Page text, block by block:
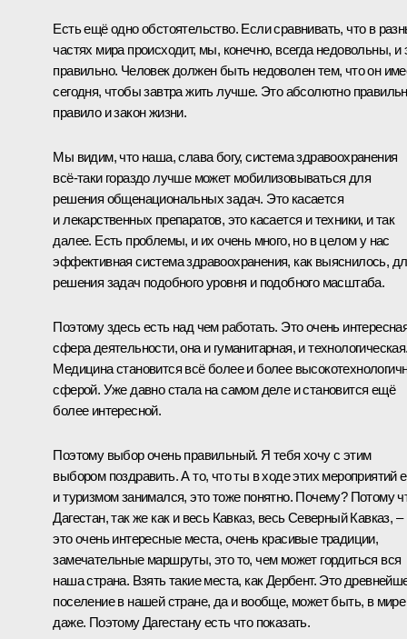
Есть ещё одно обстоятельство. Если сравнивать, что в
частях мира происходит, мы, конечно, всегда недовольны, и
правильно. Человек должен быть недоволен тем, что он
сегодня, чтобы завтра жить лучше. Это абсолютно
правило и закон жизни.
Мы видим, что наша, слава богу, система здравоохранения
всё-таки гораздо лучше может мобилизовываться для
решения общенациональных задач. Это касается
и лекарственных препаратов, это касается и техники, и так
далее. Есть проблемы, и их очень много, но в целом у нас
эффективная система здравоохранения, как выяснилось,
решения задач подобного уровня и подобного масштаба.
Поэтому здесь есть над чем работать. Это очень
сфера деятельности, она и гуманитарная, и
Медицина становится всё более и более
сферой. Уже давно стала на самом деле и становится ещё
более интересной.
Поэтому выбор очень правильный. Я тебя хочу с этим
выбором поздравить. А то, что ты в ходе этих мероприятий
и туризмом занимался, это тоже понятно. Почему? Потому
Дагестан, так же как и весь Кавказ, весь Северный Кавказ, –
это очень интересные места, очень красивые традиции,
замечательные маршруты, это то, чем может гордиться вся
наша страна. Взять такие места, как Дербент. Это
поселение в нашей стране, да и вообще, может быть, в мире
даже. Поэтому Дагестану есть что показать.